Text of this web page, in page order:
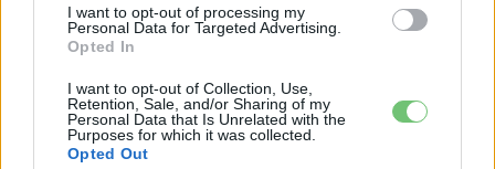
I want to opt-out of processing my
Personal Data for Targeted Advertising.
Opted In
I want to opt-out of Collection, Use,
Retention, Sale, and/or Sharing of my
Personal Data that Is Unrelated with the
Purposes for which it was collected.
Opted Out
Szeretem az elektromos autókat és a modern technológiát!
KAPCSOLÓDÓ CIKKEK TÖBB A SZERZŐTŐL